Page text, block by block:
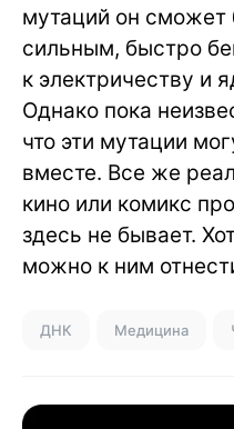
мутаций он сможет
сильным, быстро
к электричеству и
Однако пока
что эти мутации
вместе. Все же
кино или комикс
здесь не бывает.
можно к ним
ДНК Медицина